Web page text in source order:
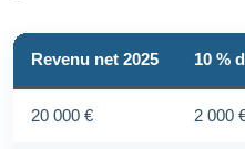
Revenu net 2025 10 %
20 000 € 2 000